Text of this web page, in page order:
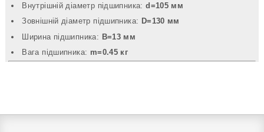
Внутрішній діаметр підшипника:d=105 мм
Зовнішній діаметр підшипника: D=130 мм
Ширина підшипника: B=13 мм
Вага підшипника: m=0.45 кг